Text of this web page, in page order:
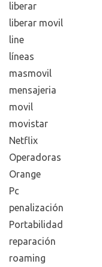
liberar
liberar movil
line
líneas
masmovil
mensajeria
movil
movistar
Netflix
Operadoras
Orange
Pc
penalización
Portabilidad
reparación
roaming